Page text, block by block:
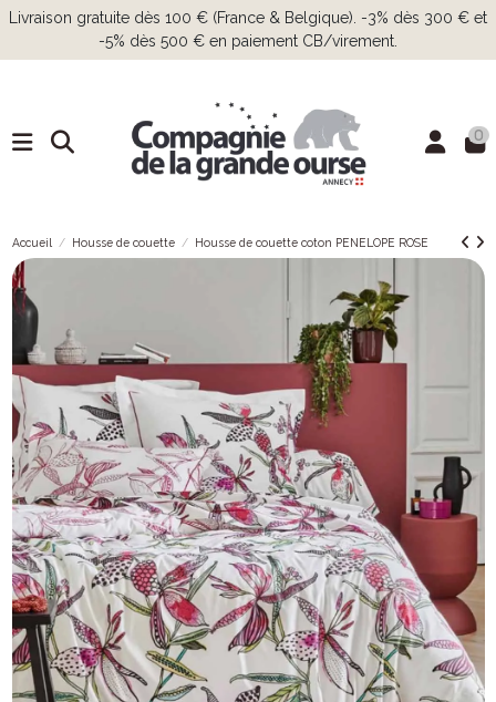
Livraison gratuite dès 100 € (France & Belgique). -3% dès 300 € et
-5% dès 500 € en paiement CB/virement.
0
Accueil Housse de couette Housse de couette coton PENELOPE ROSE